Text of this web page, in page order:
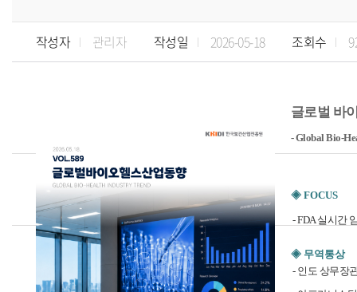
작성자 관리자 작성일 2026-05-18 조회수
글로벌 바
- Global Bio-
◈ FOCUS
-FDA 실시간
◈ 무역통상
- 인도 상무장